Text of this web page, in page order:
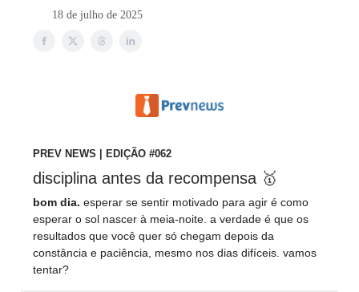
18 de julho de 2025
PREV NEWS | EDIÇÃO #062
disciplina antes da recompensa 🥇
bom dia. esperar se sentir motivado para agir é como
esperar o sol nascer à meia-noite. a verdade é que os
resultados que você quer só chegam depois da
constância e paciência, mesmo nos dias difíceis. vamos
tentar?